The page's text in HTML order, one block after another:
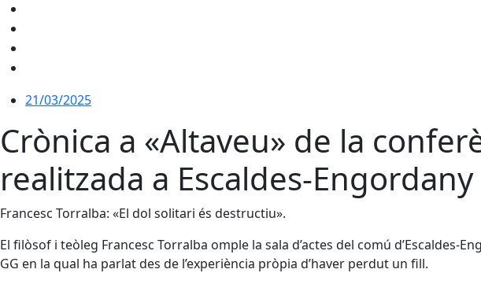
21/03/2025
Crònica a «Altaveu» de la
realitzada a Escaldes-Engordany
Francesc Torralba: «El dol solitari és destructiu».
El filòsof i teòleg Francesc Torralba omple la sala d’actes del comú
GG en la qual ha parlat des de l’experiència pròpia d’haver perdut un fill.